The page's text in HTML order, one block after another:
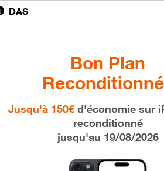
DAS
Bon Plan
Jusqu'à 150€d'économie sur
reconditionné
jusqu'au 19/08/2026